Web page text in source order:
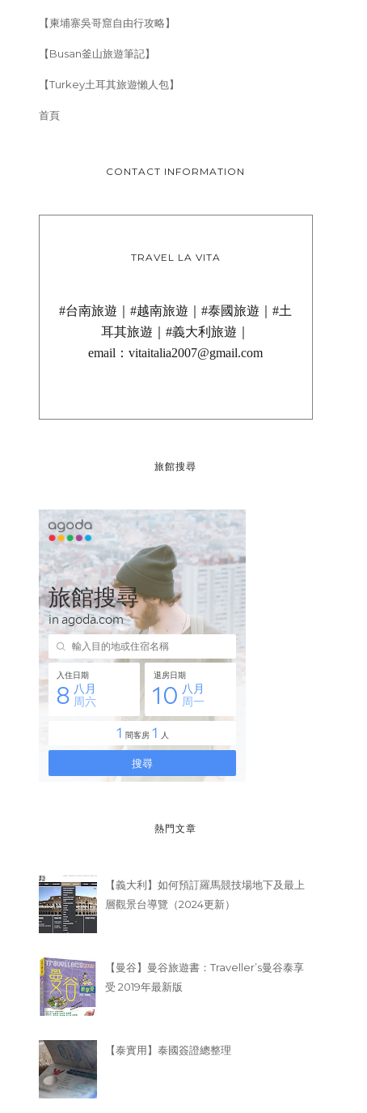
[分享] 台灣現代文人墨
【柬埔寨吳哥窟自由行攻略】
【Busan釜山旅遊筆記】
【Turkey土耳其旅遊懶人包】
首頁
CONTACT INFORMATION
TRAVEL LA VITA
#台南旅遊｜#越南旅遊｜#泰國旅遊｜#土
耳其旅遊｜#義大利旅遊｜
email：vitaitalia2007@gmail.com
旅館搜尋
熱門文章
【義大利】如何預訂羅馬競技場地下及最上
層觀景台導覽（2024更新）
【曼谷】曼谷旅遊書：Traveller’s曼谷泰享
受 2019年最新版
【泰實用】泰國簽證總整理